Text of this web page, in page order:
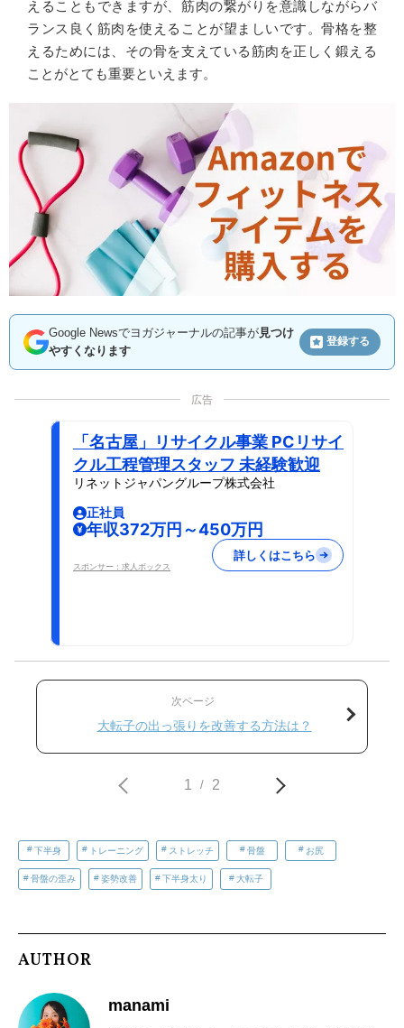
えることもできますが、筋肉の繋がりを意識しながらバ
ランス良く筋肉を使えることが望ましいです。骨格を整
えるためには、その骨を支えている筋肉を正しく鍛える
ことがとても重要といえます。
Google Newsでヨガジャーナルの記事が見つけ
やすくなります
登録する
広告
「名古屋」リサイクル事業 PCリサイ
クル工程管理スタッフ 未経験歓迎
リネットジャパングループ株式会社
正社員
年収372万円～450万円
スポンサー：求人ボックス
詳しくはこちら
次ページ
大転子の出っ張りを改善する方法は？
1 / 2
下半身 トレーニング ストレッチ 骨盤 お尻
骨盤の歪み 姿勢改善 下半身太り 大転子
AUTHOR
manami